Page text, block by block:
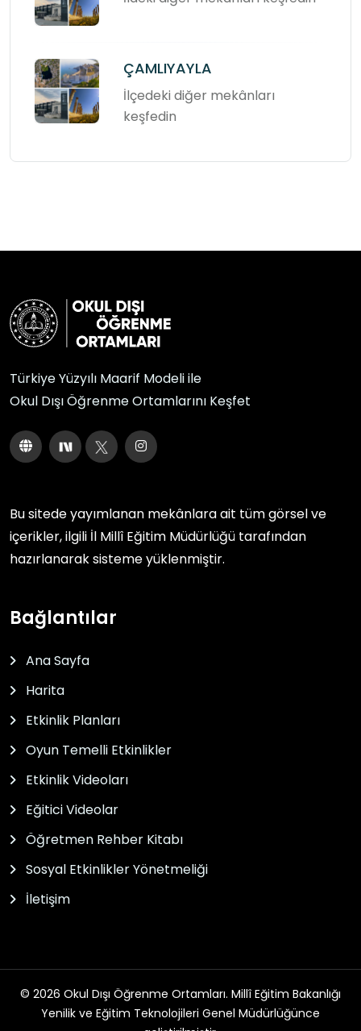
ÇAMLIYAYLA
İlçedeki diğer mekânları
keşfedin
Türkiye Yüzyılı Maarif Modeli ile
Okul Dışı Öğrenme Ortamlarını Keşfet
Bu sitede yayımlanan mekânlara ait tüm görsel ve
içerikler, ilgili İl Millî Eğitim Müdürlüğü tarafından
hazırlanarak sisteme yüklenmiştir.
Bağlantılar
Ana Sayfa
Harita
Etkinlik Planları
Oyun Temelli Etkinlikler
Etkinlik Videoları
Eğitici Videolar
Öğretmen Rehber Kitabı
Sosyal Etkinlikler Yönetmeliği
İletişim
© 2026 Okul Dışı Öğrenme Ortamları. Millî Eğitim Bakanlığı
Yenilik ve Eğitim Teknolojileri Genel Müdürlüğünce